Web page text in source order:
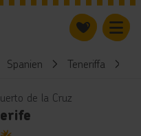
Spanien Teneriffa
de la Cruz